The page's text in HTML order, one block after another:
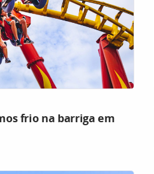
frio na barriga em